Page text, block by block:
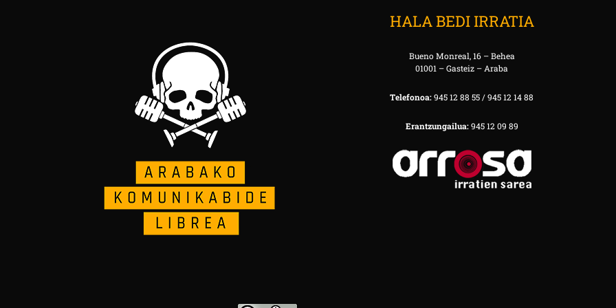
HALA BEDI IRRATIA
Bueno Monreal, 16 – Behea
01001 – Gasteiz – Araba
Telefonoa:945 12 88 55 / 945 12 14 88
Erantzungailua:945 12 09 89